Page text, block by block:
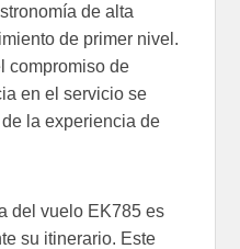
de alta
de primer nivel.
compromiso de
en el servicio se
la experiencia de
del vuelo EK785 es
su itinerario. Este